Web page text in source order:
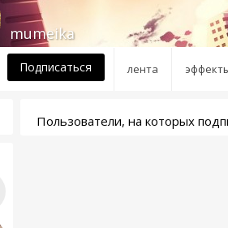
лента
mumeika
Подписаться
Пользователи, на которых